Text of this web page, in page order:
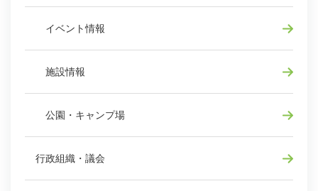
イベント情報
施設情報
公園・キャンプ場
行政組織・議会